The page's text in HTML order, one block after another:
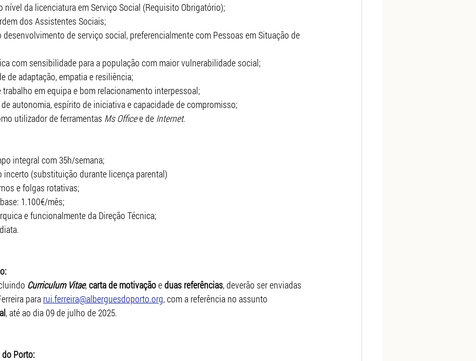
nível da licenciatura em Serviço Social (Requisito Obrigatório);
dos Assistentes Sociais;
desenvolvimento de serviço social, preferencialmente com Pessoas em Situação de
com sensibilidade para a população com maior vulnerabilidade social;
de adaptação, empatia e resiliência;
trabalho em equipa e bom relacionamento interpessoal;
autonomia, espírito de iniciativa e capacidade de compromisso;
utilizador de ferramentas Ms Office e de Internet.
integral com 35h/semana;
incerto (substituição durante licença parental)
e folgas rotativas;
1.100€/mês;
e funcionalmente da Direção Técnica;
Curriculum Vitae, carta de motivação e duas referências, deverão ser enviadas
para rui.ferreira@alberguesdoporto.org, com a referência no assunto
, até ao dia 09 de julho de 2025.
do Porto: